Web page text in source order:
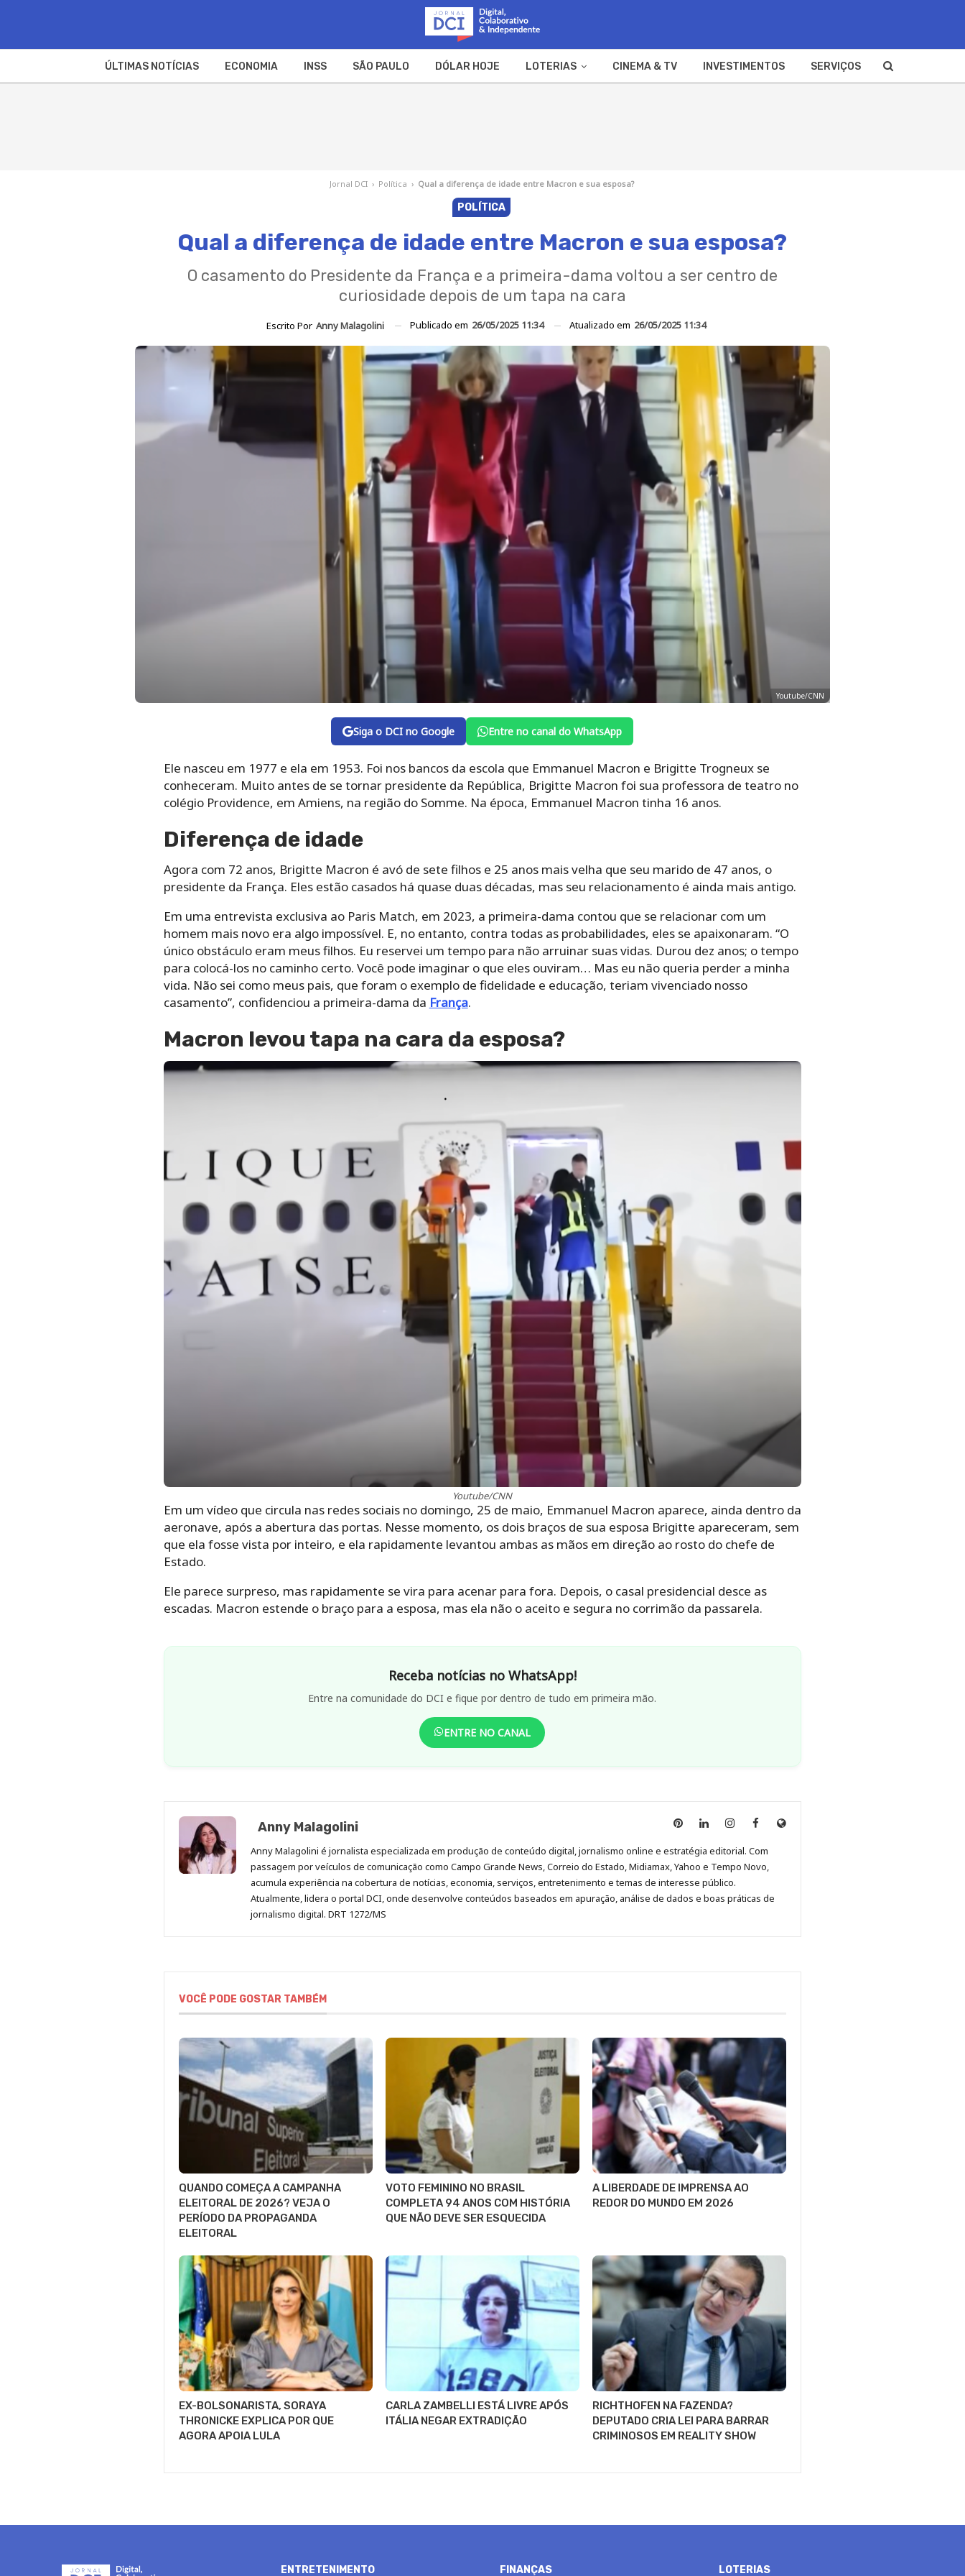
ÚLTIMAS NOTÍCIAS ECONOMIA INSS SÃO PAULO DÓLAR HOJE LOTERIAS CINEMA & TV INVESTIMENTOS SERVIÇOS
Jornal DCI › Política › Qual a diferença de idade entre Macron e sua esposa?
POLÍTICA
Qual a diferença de idade entre Macron e sua esposa?
O casamento do Presidente da França e a primeira-dama voltou a ser centro de
curiosidade depois de um tapa na cara
Escrito Por Anny Malagolini Publicado em 26/05/2025 11:34 Atualizado em 26/05/2025 11:34
Youtube/CNN
Siga o DCI no Google Entre no canal do WhatsApp
Ele nasceu em 1977 e ela em 1953. Foi nos bancos da escola que Emmanuel Macron e Brigitte Trogneux se
conheceram. Muito antes de se tornar presidente da República, Brigitte Macron foi sua professora de teatro no
colégio Providence, em Amiens, na região do Somme. Na época, Emmanuel Macron tinha 16 anos.
Diferença de idade
Agora com 72 anos, Brigitte Macron é avó de sete filhos e 25 anos mais velha que seu marido de 47 anos, o
presidente da França. Eles estão casados ​​há quase duas décadas, mas seu relacionamento é ainda mais antigo.
Em uma entrevista exclusiva ao Paris Match, em 2023, a primeira-dama contou que se relacionar com um
homem mais novo era algo impossível. E, no entanto, contra todas as probabilidades, eles se apaixonaram. “O
único obstáculo eram meus filhos. Eu reservei um tempo para não arruinar suas vidas. Durou dez anos; o tempo
para colocá-los no caminho certo. Você pode imaginar o que eles ouviram… Mas eu não queria perder a minha
vida. Não sei como meus pais, que foram o exemplo de fidelidade e educação, teriam vivenciado nosso
casamento”, confidenciou a primeira-dama da França.
Macron levou tapa na cara da esposa?
Youtube/CNN
Em um vídeo que circula nas redes sociais no domingo, 25 de maio, Emmanuel Macron aparece, ainda dentro da
aeronave, após a abertura das portas. Nesse momento, os dois braços de sua esposa Brigitte apareceram, sem
que ela fosse vista por inteiro, e ela rapidamente levantou ambas as mãos em direção ao rosto do chefe de
Estado.
Ele parece surpreso, mas rapidamente se vira para acenar para fora. Depois, o casal presidencial desce as
escadas. Macron estende o braço para a esposa, mas ela não o aceito e segura no corrimão da passarela.
Receba notícias no WhatsApp!
Entre na comunidade do DCI e fique por dentro de tudo em primeira mão.
ENTRE NO CANAL
Anny Malagolini
Anny
no
Pinterest
Anny
no
LinkedIn
Anny
no
Instagram
Anny
no
Facebook
Site
Anny Malagolini é jornalista especializada em produção de conteúdo digital, jornalismo online e estratégia editorial. Com
passagem por veículos de comunicação como Campo Grande News, Correio do Estado, Midiamax, Yahoo e Tempo Novo,
acumula experiência na cobertura de notícias, economia, serviços, entretenimento e temas de interesse público.
Atualmente, lidera o portal DCI, onde desenvolve conteúdos baseados em apuração, análise de dados e boas práticas de
jornalismo digital. DRT 1272/MS
VOCÊ PODE GOSTAR TAMBÉM
QUANDO COMEÇA A CAMPANHA
ELEITORAL DE 2026? VEJA O
PERÍODO DA PROPAGANDA
ELEITORAL
VOTO FEMININO NO BRASIL
COMPLETA 94 ANOS COM HISTÓRIA
QUE NÃO DEVE SER ESQUECIDA
A LIBERDADE DE IMPRENSA AO
REDOR DO MUNDO EM 2026
EX-BOLSONARISTA, SORAYA
THRONICKE EXPLICA POR QUE
AGORA APOIA LULA
CARLA ZAMBELLI ESTÁ LIVRE APÓS
ITÁLIA NEGAR EXTRADIÇÃO
RICHTHOFEN NA FAZENDA?
DEPUTADO CRIA LEI PARA BARRAR
CRIMINOSOS EM REALITY SHOW
ENTRETENIMENTO FINANÇAS LOTERIAS